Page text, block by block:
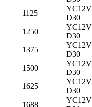
1125
D30
1250
D30
1375
D30
1500
D30
1625
D30
1688